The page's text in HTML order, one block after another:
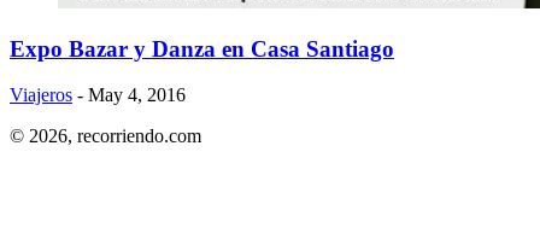
Expo Bazar y Danza en Casa Santiago
Viajeros - May 4, 2016
© 2026, recorriendo.com